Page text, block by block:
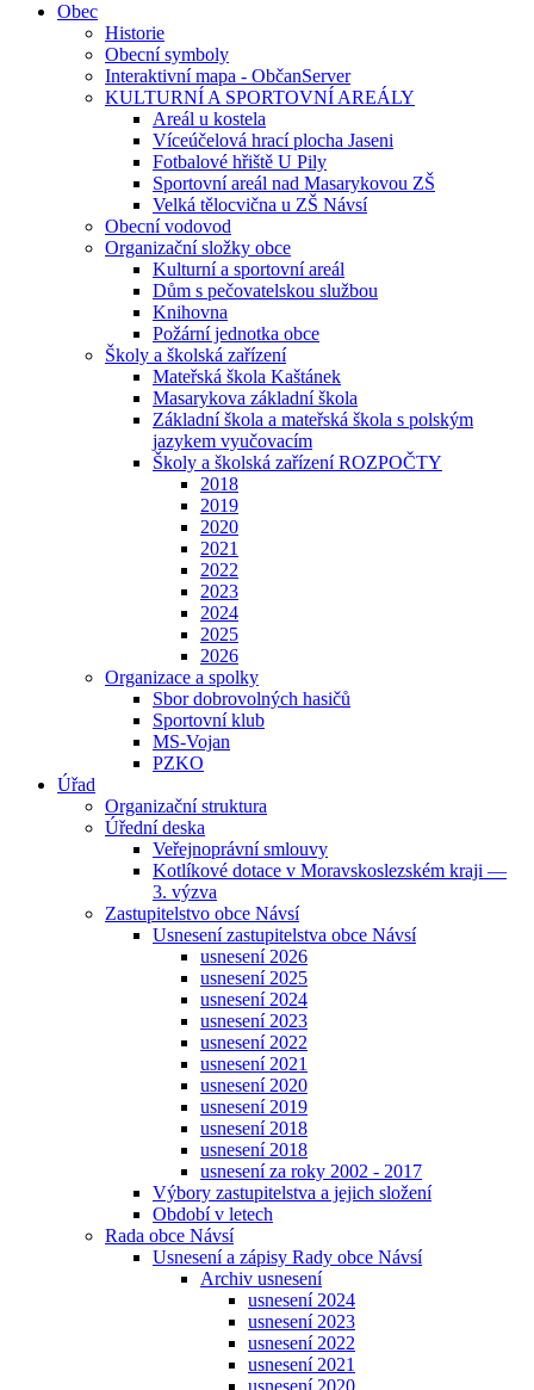
Obec
Historie
Obecní symboly
Interaktivní mapa - ObčanServer
KULTURNÍ A SPORTOVNÍ AREÁLY
Areál u kostela
Víceúčelová hrací plocha Jaseni
Fotbalové hřiště U Pily
Sportovní areál nad Masarykovou ZŠ
Velká tělocvična u ZŠ Návsí
Obecní vodovod
Organizační složky obce
Kulturní a sportovní areál
Dům s pečovatelskou službou
Knihovna
Požární jednotka obce
Školy a školská zařízení
Mateřská škola Kaštánek
Masarykova základní škola
Základní škola a mateřská škola s polským
jazykem vyučovacím
Školy a školská zařízení ROZPOČTY
2018
2019
2020
2021
2022
2023
2024
2025
2026
Organizace a spolky
Sbor dobrovolných hasičů
Sportovní klub
MS-Vojan
PZKO
Úřad
Organizační struktura
Úřední deska
Veřejnoprávní smlouvy
Kotlíkové dotace v Moravskoslezském kraji —
3. výzva
Zastupitelstvo obce Návsí
Usnesení zastupitelstva obce Návsí
usnesení 2026
usnesení 2025
usnesení 2024
usnesení 2023
usnesení 2022
usnesení 2021
usnesení 2020
usnesení 2019
usnesení 2018
usnesení 2018
usnesení za roky 2002 - 2017
Výbory zastupitelstva a jejich složení
Období v letech
Rada obce Návsí
Usnesení a zápisy Rady obce Návsí
Archiv usnesení
usnesení 2024
usnesení 2023
usnesení 2022
usnesení 2021
usnesení 2020